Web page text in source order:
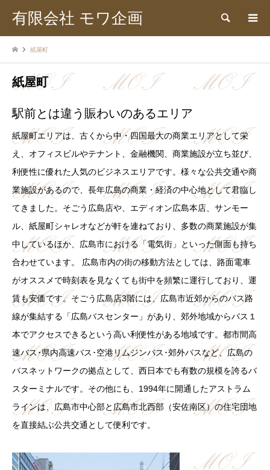
有限会社 モワ企画 検索
紙屋町
紙屋町
駅前とは違う賑わいのあるエリア
紙屋町エリアは、古くから中・四国最大の商業エリアとして栄
え、オフィスビルやテナント、金融機関、商業施設が立ち並び、
利便性に優れた人気のビジネスエリアです。様々な公共交通や商
業施設があるので、長年広島の商業・経済の中心地として君臨し
てきました。そごう広島店や、エディオン広島本店、サンモー
ル、紙屋町シャレオなどが軒を連ねており、多数の商業施設が集
中しているほか、広島市における「電気街」といった側面も持ち
合わせています。 広島市内の街の移動方法としては、路面電車
がオススメで時刻表を見なくても街中を頻繁に運行しており、運
賃も安価です。そごう広島店3階には、広島市近郊からのバス路
線が集結する「広島バスセンター」があり、郊外地域からバス１
本でアクセスできるという高い利便性がある地域です。都市間高
速バス･県内高速バス･空港リムジンバス･郊外バスなど、広島の
バスネットワークの拠点として、西日本でも有数の規模を誇るバ
スターミナルです。その他にも、1994年に開通したアストラム
ラインは、広島市中心部と広島市北西部（安佐南区）の住宅団地
を直接結ぶ公共交通として便利です。